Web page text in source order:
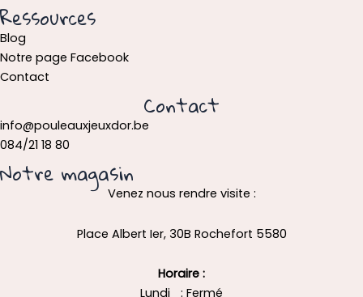
Ressources
Blog
Notre page Facebook
Contact
Contact
info@pouleauxjeuxdor.be
084/21 18 80
Notre magasin
Venez nous rendre visite :
Place Albert Ier, 30B Rochefort 5580
Horaire :
Lundi : Fermé